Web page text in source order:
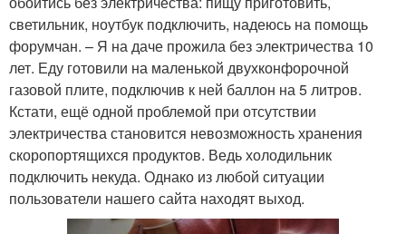
светильник, ноутбук подключить, надеюсь на помощь
форумчан. – Я на даче прожила без электричества 10
лет. Еду готовили на маленькой двухконфорочной
газовой плите, подключив к ней баллон на 5 литров.
Кстати, ещё одной проблемой при отсутствии
электричества становится невозможность хранения
скоропортящихся продуктов. Ведь холодильник
подключить некуда. Однако из любой ситуации
пользователи нашего сайта находят выход.